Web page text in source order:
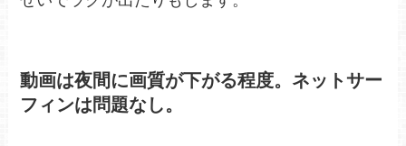
動画は夜間に画質が下がる程度。ネットサー
フィンは問題なし。